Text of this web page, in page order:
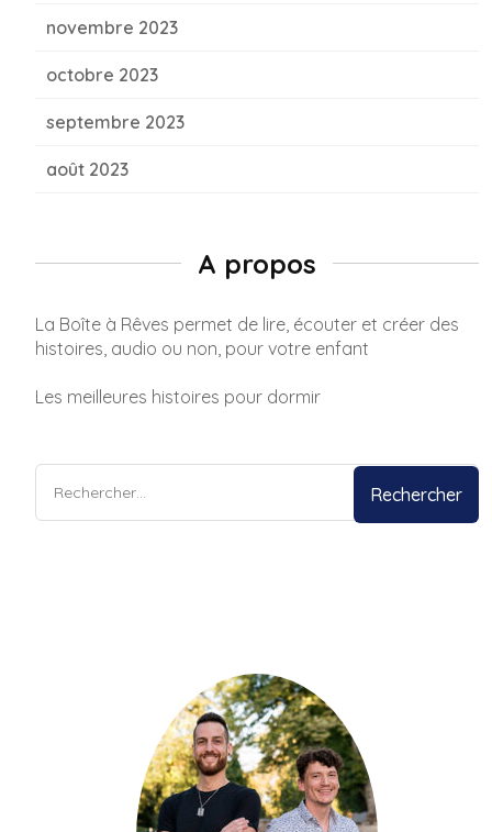
novembre 2023
octobre 2023
septembre 2023
août 2023
A propos
La Boîte à Rêves permet de lire, écouter et créer des
histoires, audio ou non, pour votre enfant
Les meilleures histoires pour dormir